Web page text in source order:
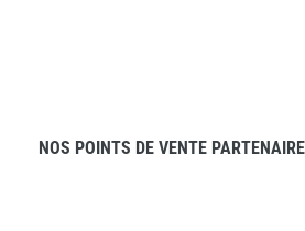
NOS POINTS DE VENTE